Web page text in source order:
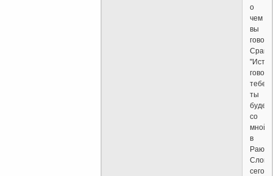
о
чем
вы
тебе:
ты
со
мной
в
Раю".
Слово